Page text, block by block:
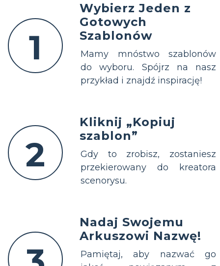
1
Wybierz Jeden z
Gotowych
Szablonów
Mamy mnóstwo szablonów
do wyboru. Spójrz na nasz
przykład i znajdź inspirację!
2
Kliknij „Kopiuj
szablon”
Gdy to zrobisz, zostaniesz
przekierowany do kreatora
scenorysu.
Nadaj Swojemu
Arkuszowi Nazwę!
Pamiętaj, aby nazwać go